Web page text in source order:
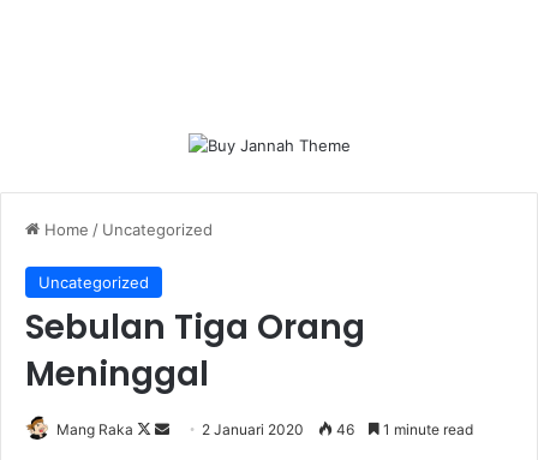
Home / Uncategorized
Uncategorized
Sebulan Tiga Orang
Meninggal
Mang Raka
Follow
Send 2 Januari 2020 46 1 minute read